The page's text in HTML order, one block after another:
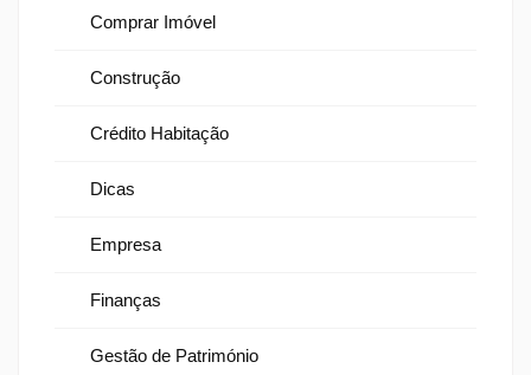
Comprar Imóvel
Construção
Crédito Habitação
Dicas
Empresa
Finanças
Gestão de Património